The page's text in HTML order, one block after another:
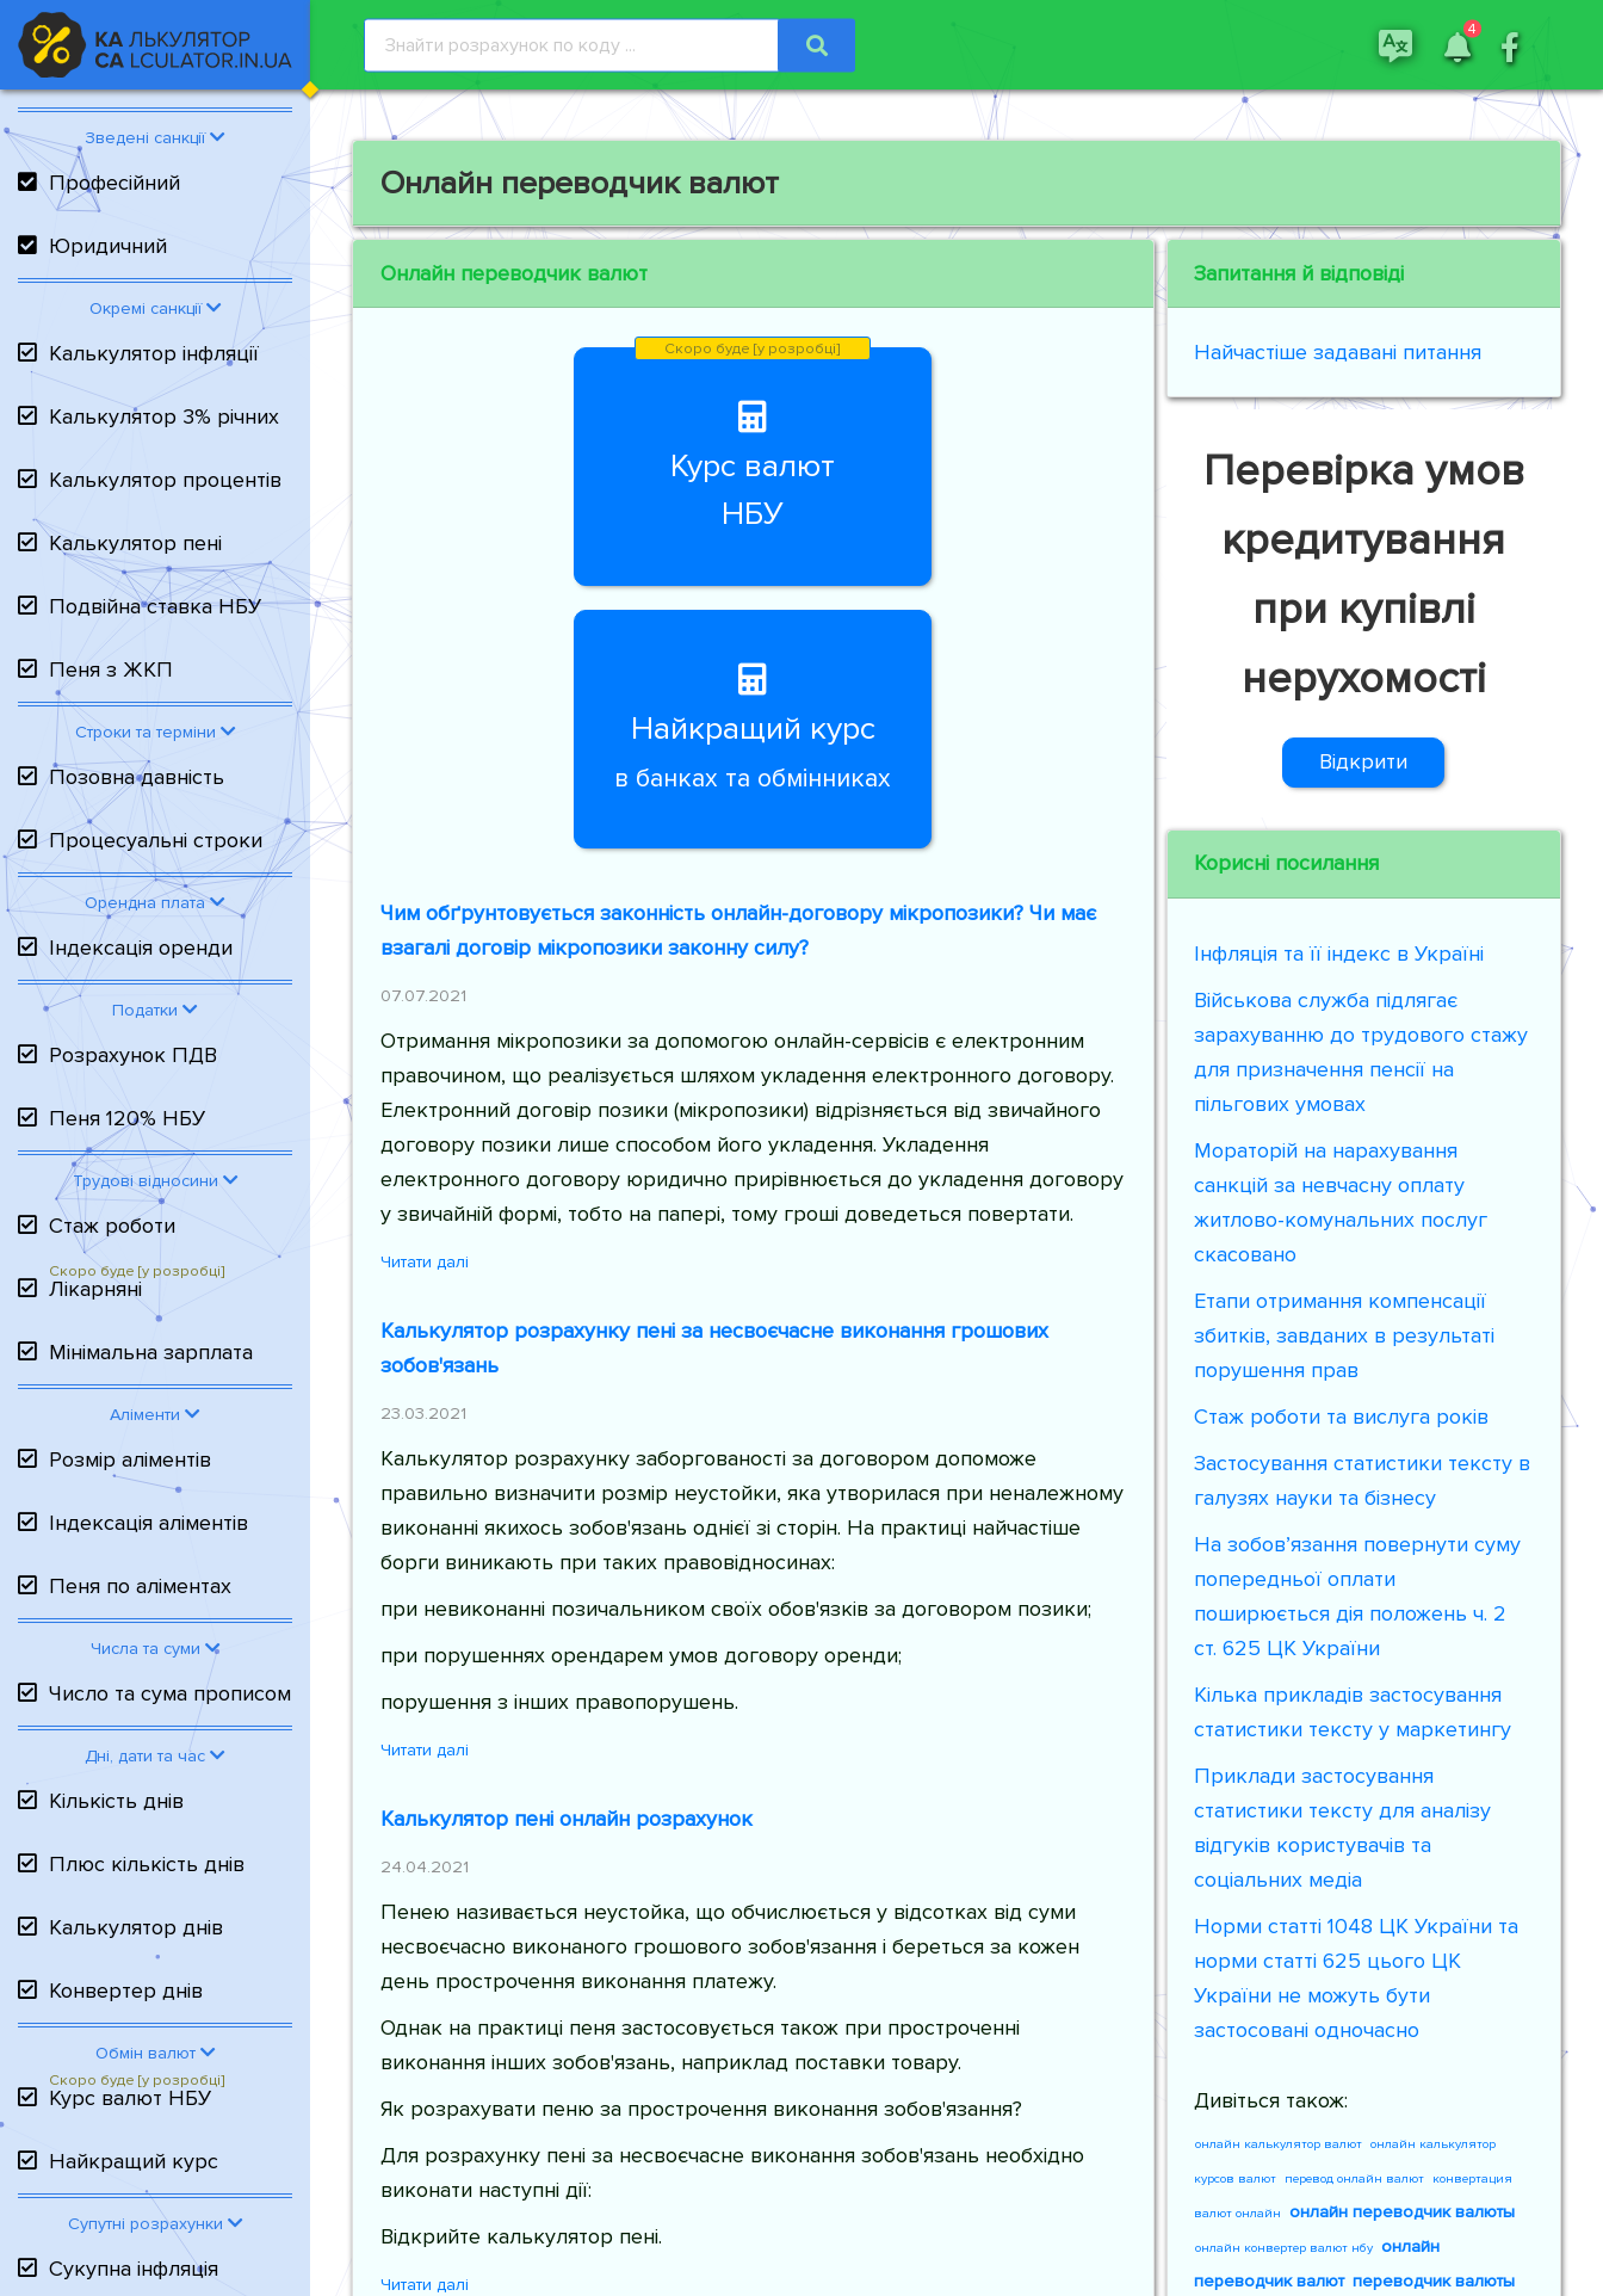
Зведені санкції
Професійний
Юридичний
Окремі санкції
Калькулятор інфляції
Калькулятор 3% річних
Калькулятор процентів
Калькулятор пені
Подвійна ставка НБУ
Пеня з ЖКП
Строки та терміни
Позовна давність
Процесуальні строки
Орендна плата
Індексація оренди
Податки
Розрахунок ПДВ
Пеня 120% НБУ
Трудові відносини
Стаж роботи
Лікарняні
Мінімальна зарплата
Аліменти
Розмір аліментів
Індексація аліментів
Пеня по аліментах
Числа та суми
Число та сума прописом
Дні, дати та час
Кількість днів
Плюс кількість днів
Калькулятор днів
Конвертер днів
Обмін валют
Курс валют НБУ
Найкращий курс
Супутні розрахунки
Сукупна інфляція
4
Онлайн переводчик валют
Онлайн переводчик валют
Курс валют
НБУ
Найкращий курс
в банках та обмінниках
Чим обґрунтовується законність онлайн-договору мікропозики? Чи має
взагалі договір мікропозики законну силу?
07.07.2021
Отримання мікропозики за допомогою онлайн-сервісів є електронним
правочином, що реалізується шляхом укладення електронного договору.
Електронний договір позики (мікропозики) відрізняється від звичайного
договору позики лише способом його укладення. Укладення
електронного договору юридично прирівнюється до укладення договору
у звичайній формі, тобто на папері, тому гроші доведеться повертати.
Читати далі
Калькулятор розрахунку пені за несвоєчасне виконання грошових
зобов'язань
23.03.2021
Калькулятор розрахунку заборгованості за договором допоможе
правильно визначити розмір неустойки, яка утворилася при неналежному
виконанні якихось зобов'язань однієї зі сторін. На практиці найчастіше
борги виникають при таких правовідносинах:
при невиконанні позичальником своїх обов'язків за договором позики;
при порушеннях орендарем умов договору оренди;
порушення з інших правопорушень.
Читати далі
Калькулятор пені онлайн розрахунок
24.04.2021
Пенею називається неустойка, що обчислюється у відсотках від суми
несвоєчасно виконаного грошового зобов'язання і береться за кожен
день прострочення виконання платежу.
Однак на практиці пеня застосовується також при простроченні
виконання інших зобов'язань, наприклад поставки товару.
Як розрахувати пеню за прострочення виконання зобов'язання?
Для розрахунку пені за несвоєчасне виконання зобов'язань необхідно
виконати наступні дії:
Відкрийте калькулятор пені.
Читати далі
Запитання й відповіді
Найчастіше задавані питання
Перевірка умов
кредитування
при купівлі
нерухомості
Відкрити
Корисні посилання
Інфляція та її індекс в Україні
Військова служба підлягає
зарахуванню до трудового стажу
для призначення пенсії на
пільгових умовах
Мораторій на нарахування
санкцій за невчасну оплату
житлово-комунальних послуг
скасовано
Етапи отримання компенсації
збитків, завданих в результаті
порушення прав
Стаж роботи та вислуга років
Застосування статистики тексту в
галузях науки та бізнесу
На зобов’язання повернути суму
попередньої оплати
поширюється дія положень ч. 2
ст. 625 ЦК України
Кілька прикладів застосування
статистики тексту у маркетингу
Приклади застосування
статистики тексту для аналізу
відгуків користувачів та
соціальних медіа
Норми статті 1048 ЦК України та
норми статті 625 цього ЦК
України не можуть бути
застосовані одночасно
Дивіться також:
онлайн калькулятор валют онлайн калькулятор
курсов валют перевод онлайн валют конвертация
валют онлайн онлайн переводчик валюты
онлайн конвертер валют нбу онлайн
переводчик валют переводчик валюты